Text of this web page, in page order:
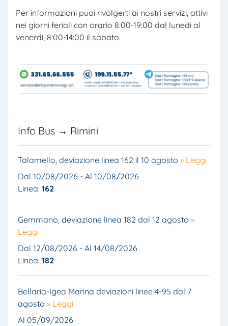
Per informazioni puoi rivolgerti ai nostri servizi, attivi
nei giorni feriali con orario 8:00-19:00 dal lunedì al
venerdì, 8:00-14:00 il sabato.
Info Bus → Rimini
Talamello, deviazione linea 162 il 10 agosto » Leggi
Dal 10/08/2026 - Al 10/08/2026
Linea: 162
Gemmano, deviazione linea 182 dal 12 agosto »
Leggi
Dal 12/08/2026 - Al 14/08/2026
Linea: 182
Bellaria-Igea Marina deviazioni linee 4-95 dal 7
agosto » Leggi
Al 05/09/2026